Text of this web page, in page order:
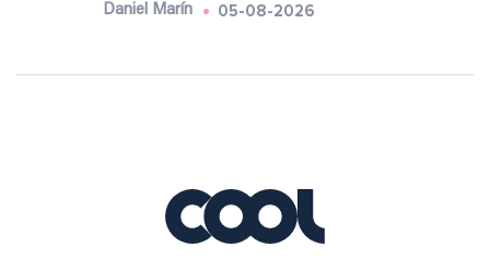
Daniel Marín 05-08-2026